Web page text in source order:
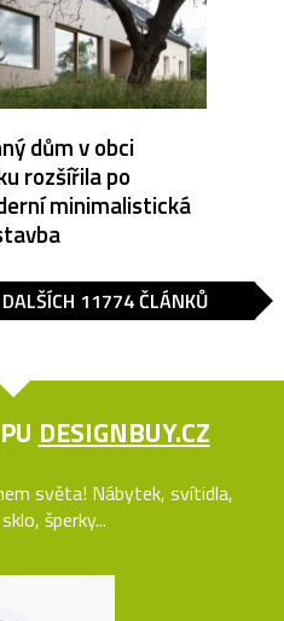
dům v obci
rozšířila po
minimalistická
DALŠÍCH 11774 ČLÁNKŮ
DESIGNBUY.CZ
světa! Nábytek, svítidla,
šperky...